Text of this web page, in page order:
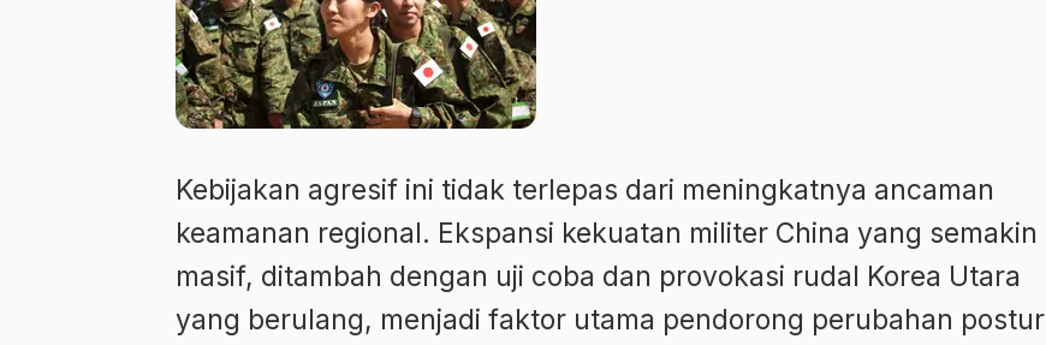
Kebijakan agresif ini tidak terlepas dari meningkatnya ancaman
keamanan regional. Ekspansi kekuatan militer China yang semakin
masif, ditambah dengan uji coba dan provokasi rudal Korea Utara
yang berulang, menjadi faktor utama pendorong perubahan postur